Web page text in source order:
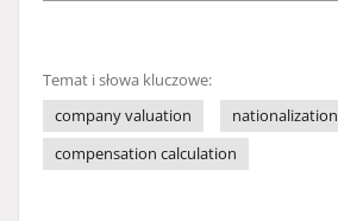
Temat i słowa kluczowe:
company valuation
nationalization
compensation calculation